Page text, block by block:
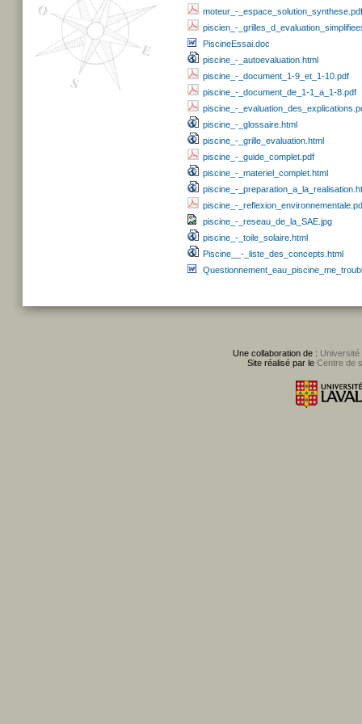
moteur_-_espace_solution_synthese.pdf
piscien_-
PiscineEssai.doc
piscine_-_autoevaluation.html
piscine_-_document_1-9_et_1-10.pdf
piscine_-_document_de_1-1_a_1-8.pdf
piscine_-
piscine_-_glossaire.html
piscine_-_grille_evaluation.html
piscine_-_guide_complet.pdf
piscine_-_materiel_complet.html
piscine_-
piscine_-
piscine_-_reseau_de_la_SAE.jpg
piscine_-_toile_solaire.html
Piscine__-_liste_des_concepts.html
Une collaboration de : Université
Site réalisé par le Centre de